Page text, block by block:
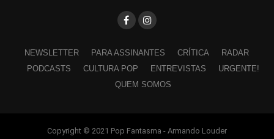
NEWSLETTER PARA ASSINANTES CRÍTICA
RADAR
PODCASTS
CULTURA POP ENTREVISTAS
URGENTE!
QUEM SOMOS
Copyright © 2021 Pop Fantasma - Armando Louder